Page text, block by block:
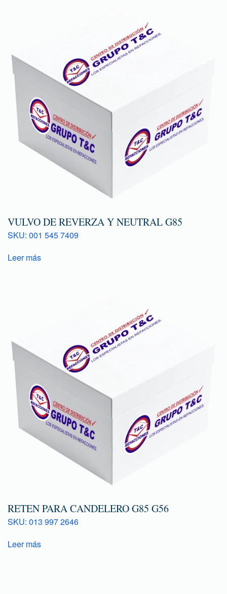
VULVO DE REVERZA Y NEUTRAL G85
SKU: 001 545 7409
Leer más
RETEN PARA CANDELERO G85 G56
SKU: 013 997 2646
Leer más